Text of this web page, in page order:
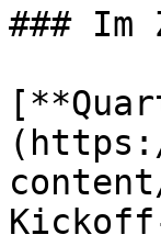
### Im